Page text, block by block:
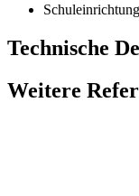
Schuleinrichtung
Technische
Weitere